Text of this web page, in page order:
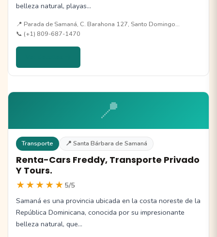
belleza natural, playas…
📍 Parada de Samaná, C. Barahona 127, Santo Domingo…
📞 (+1) 809-687-1470
📍
Transporte 📍 Santa Bárbara de Samaná
Renta-Cars Freddy, Transporte Privado
Y Tours.
★★★★★ 5/5
Samaná es una provincia ubicada en la costa noreste de la
República Dominicana, conocida por su impresionante
belleza natural, que…